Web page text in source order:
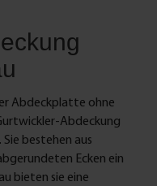
EckigFarbe:
x Gurtwickler-
Abdeckplatte ohne
Abdeckung
bestehen aus
Ecken ein
bieten sie eine